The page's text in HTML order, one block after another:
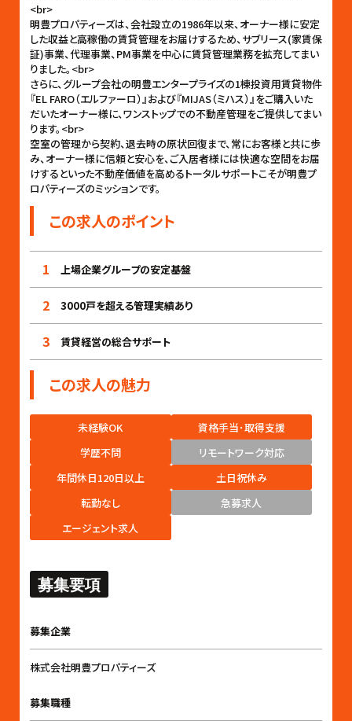
<br>
明豊プロパティーズは、会社設立の1986年以来、オーナー様に安定
した収益と高稼働の賃貸管理をお届けするため、サブリース(家賃保
証)事業、代理事業、PM事業を中心に賃貸管理業務を拡充してまい
りました。<br>
さらに、グループ会社の明豊エンタープライズの1棟投資用賃貸物件
『EL FARO（エルファーロ）』および『MIJAS（ミハス）』をご購入いた
だいたオーナー様に、ワンストップでの不動産管理をご提供してまい
ります。<br>
空室の管理から契約、退去時の原状回復まで、常にお客様と共に歩
み、オーナー様に信頼と安心を、ご入居者様には快適な空間をお届
けするといった不動産価値を高めるトータルサポートこそが明豊プ
ロパティーズのミッションです。
この求人のポイント
1 上場企業グループの安定基盤
2 3000戸を超える管理実績あり
3 賃貸経営の総合サポート
この求人の魅力
未経験OK
資格手当･取得支援
学歴不問
リモートワーク対応
年間休日120日以上
土日祝休み
転勤なし
急募求人
エージェント求人
募集要項
募集企業
株式会社明豊プロパティーズ
募集職種